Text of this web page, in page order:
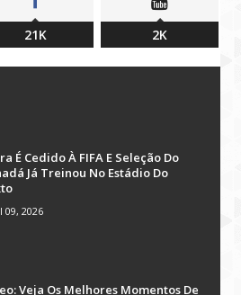
21K 2K
É Cedido À FIFA E Seleção Do
Já Treinou No Estádio Do
09, 2026
Veja Os Melhores Momentos De